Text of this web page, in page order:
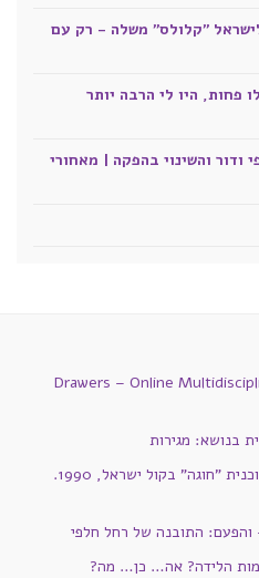
"קלולס" משלה - רק עם
שאם הייתי 50 קילו פחות, היו לי הרבה יותר
והשינוי בהפקה | מאחורי
Drawers – Online
בנושא: מגירות
החומר הוא צלילים – יבשם עזגד בתוכנית "חוגה" בקול ישראל, 1990.
והפעם: התובנה של רחל חלפי
הלידה? אה… כן… מה?